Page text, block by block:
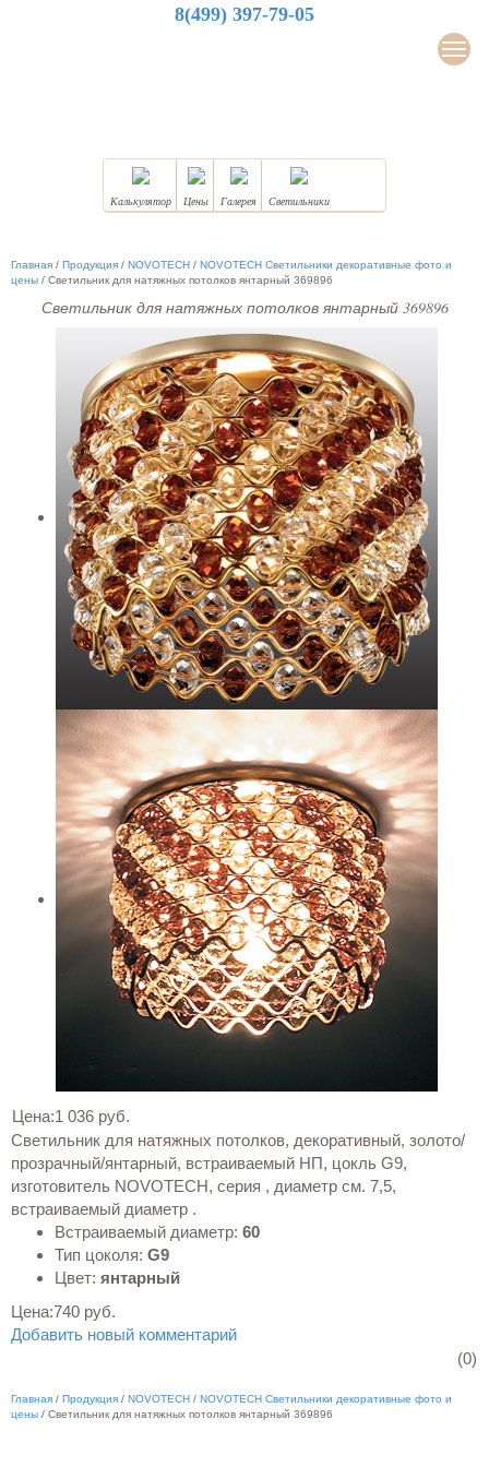
8(499) 397-79-05
Калькулятор Цены Галерея Светильники
Главная / Продукция / NOVOTECH / NOVOTECH Светильники декоративные фото и
цены / Светильник для натяжных потолков янтарный 369896
Светильник для натяжных потолков янтарный 369896
Цена:1 036 руб.
Светильник для натяжных потолков, декоративный, золото/
прозрачный/янтарный, встраиваемый НП, цокль G9,
изготовитель NOVOTECH, серия , диаметр см. 7,5,
встраиваемый диаметр .
Встраиваемый диаметр: 60
Тип цоколя: G9
Цвет: янтарный
Цена:740 руб.
Добавить новый комментарий
(0)
Главная / Продукция / NOVOTECH / NOVOTECH Светильники декоративные фото и
цены / Светильник для натяжных потолков янтарный 369896